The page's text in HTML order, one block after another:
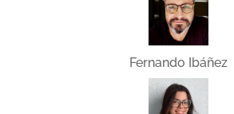
Fernando Ibáñez